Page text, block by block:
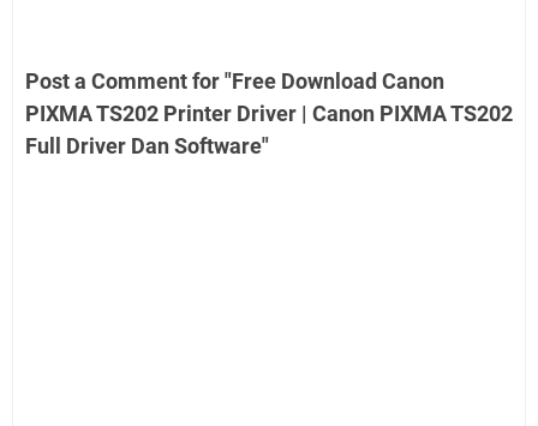
Post a Comment for "Free Download Canon
PIXMA TS202 Printer Driver | Canon PIXMA TS202
Full Driver Dan Software"